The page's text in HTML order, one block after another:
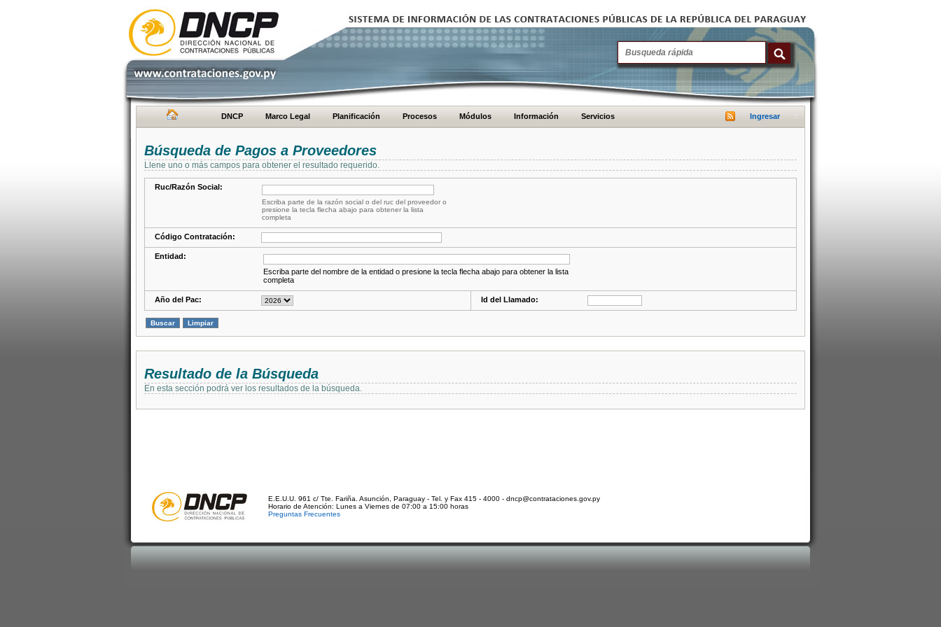
DNCP Marco Legal Planificación Procesos Módulos Información Servicios Ingresar
Búsqueda de Pagos a Proveedores
Llene uno o más campos para obtener el resultado requerido.
Ruc/Razón Social:
Escriba parte de la razón social o del ruc del proveedor o
presione la tecla flecha abajo para obtener la lista
completa
Código Contratación:
Entidad:
Escriba parte del nombre de la entidad o presione la tecla flecha abajo para obtener la lista
completa
Año del Pac: Id del Llamado:
Resultado de la Búsqueda
En esta sección podrá ver los resultados de la búsqueda.
E.E.U.U. 961 c/ Tte. Fariña. Asunción, Paraguay - Tel. y Fax 415 - 4000 - dncp@contrataciones.gov.py
Horario de Atención: Lunes a Viernes de 07:00 a 15:00 horas
Preguntas Frecuentes